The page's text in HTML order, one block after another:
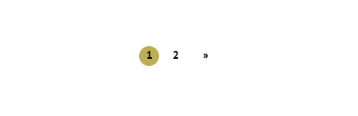
1 2 »